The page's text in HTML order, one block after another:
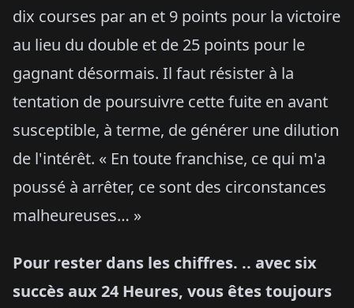
dix courses par an et 9 points pour la victoire
au lieu du double et de 25 points pour le
gagnant désormais. Il faut résister à la
tentation de poursuivre cette fuite en avant
susceptible, à terme, de générer une dilution
de l'intérêt. « En toute franchise, ce qui m'a
poussé à arrêter, ce sont des circonstances
malheureuses… »
Pour rester dans les chiffres. .. avec six
succès aux 24 Heures, vous êtes toujours